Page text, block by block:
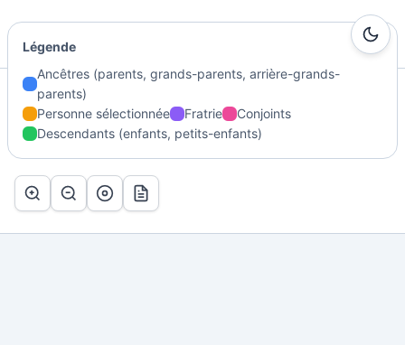
Accueil/Généalogie
Arbre de ROUYER Marie
Légende
Ancêtres (parents, grands-parents, arrière-grands-
parents)
Personne sélectionnée
Fratrie
Conjoints
Descendants (enfants, petits-enfants)